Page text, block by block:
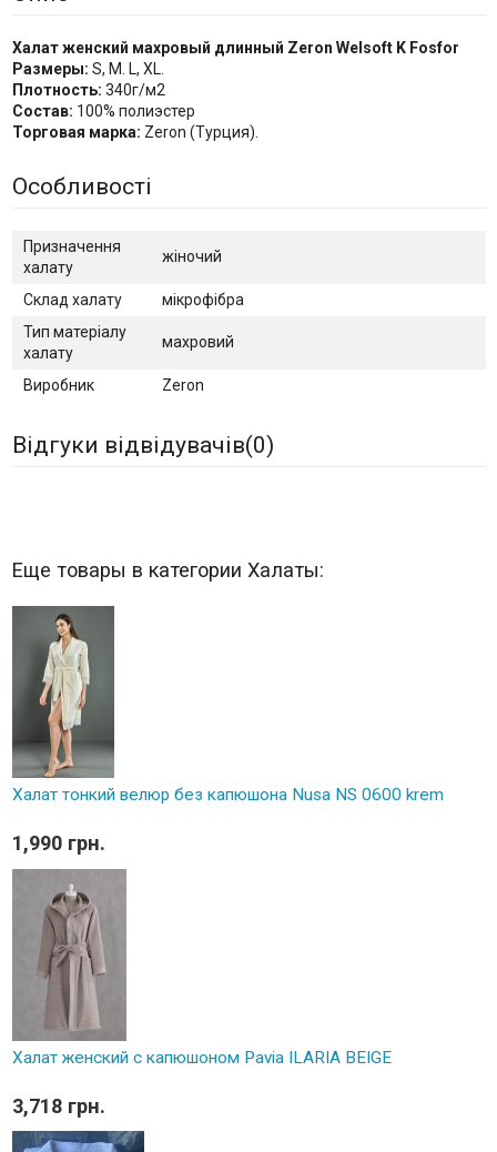
Халат женcкий махровый длинный Zeron Welsoft K Fosfor
Размеры: S, M. L, XL.
Плотность: 340г/м2
Состав: 100% полиэстер
Торговая марка: Zeron (Турция).
Особливості
Призначення
халату
жіночий
Склад халату
мікрофібра
Тип матеріалу
халату
махровий
Виробник Zeron
Відгуки відвідувачів(0)
Еще товары в категории Халаты:
Халат тонкий велюр без капюшона Nusa NS 0600 krem
1,990 грн.
Халат женский с капюшоном Pavia ILARIA BEIGE
3,718 грн.